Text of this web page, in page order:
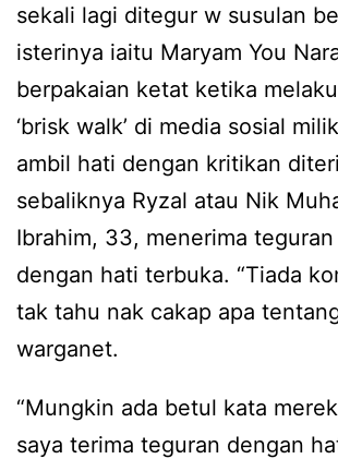
sekali lagi ditegur w susulan
isterinya iaitu Maryam You
berpakaian ketat ketika
‘brisk walk’ di media sosial
ambil hati dengan kritikan
sebaliknya Ryzal atau Nik
Ibrahim, 33, menerima
dengan hati terbuka. “Tiada
tak tahu nak cakap apa
warganet.
“Mungkin ada betul kata
saya terima teguran dengan